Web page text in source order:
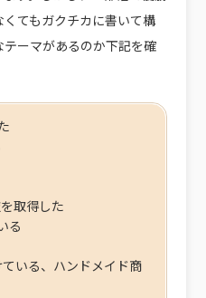
てもガクチカに書いて構
ーマがあるのか下記を確
取得した
る
いる、ハンドメイド商